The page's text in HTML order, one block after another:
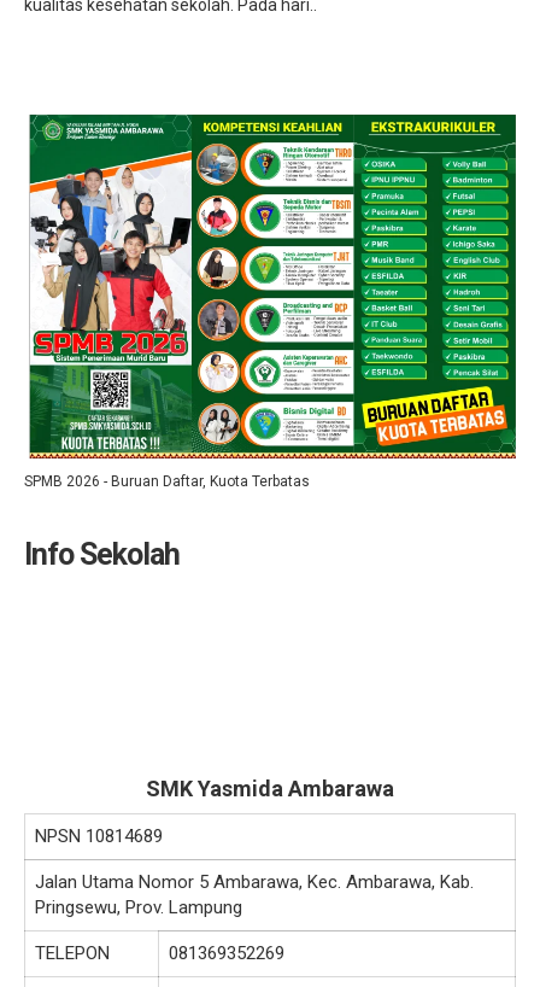
kualitas kesehatan sekolah. Pada hari..
SPMB 2026 - Buruan Daftar, Kuota Terbatas
Info Sekolah
SMK Yasmida Ambarawa
NPSN 10814689
Jalan Utama Nomor 5 Ambarawa, Kec. Ambarawa, Kab.
Pringsewu, Prov. Lampung
TELEPON 081369352269